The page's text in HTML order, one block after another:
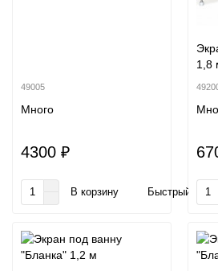
49005
Много
4300 ₽
В корзину Быстрый заказ
1,8